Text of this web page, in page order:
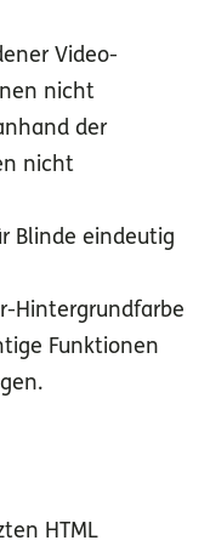
Video-
nicht
der
nicht
Blinde eindeutig
Hintergrundfarbe
Funktionen
HTML